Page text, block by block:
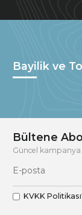
Bayilik ve
Bültene
Güncel
KVKK